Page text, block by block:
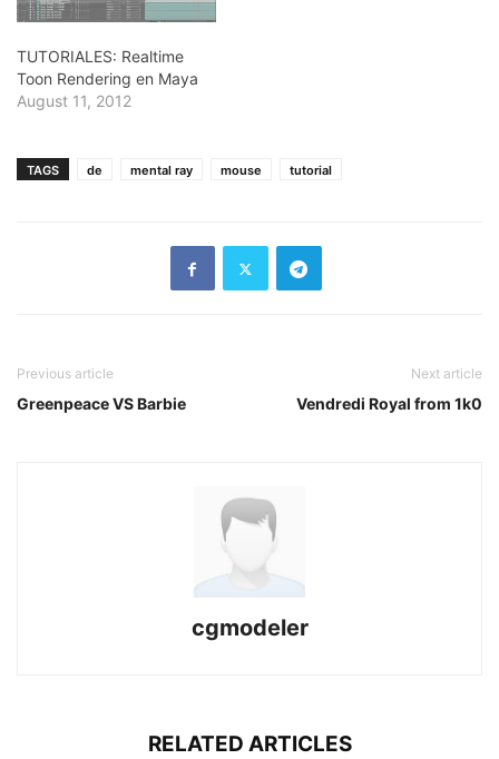
TUTORIALES: Realtime
Toon Rendering en Maya
August 11, 2012
TAGS de mental ray mouse tutorial
Previous article
Greenpeace VS Barbie
Next article
Vendredi Royal from 1k0
cgmodeler
RELATED ARTICLES